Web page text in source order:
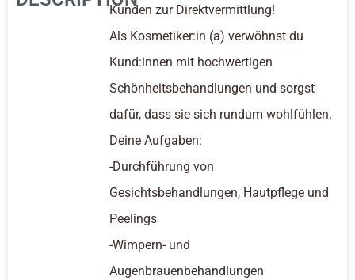
Kunden zur Direktvermittlung!
Als Kosmetiker:in (a) verwöhnst du
Kund:innen mit hochwertigen
Schönheitsbehandlungen und sorgst
dafür, dass sie sich rundum wohlfühlen.
Deine Aufgaben:
-Durchführung von
Gesichtsbehandlungen, Hautpflege und
Peelings
-Wimpern- und
Augenbrauenbehandlungen